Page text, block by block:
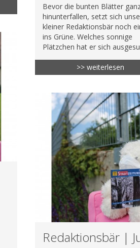
Bevor die bunten Blätter
hinunterfallen, setzt sich
kleiner Redaktionsbär noch
ins Grüne. Welches sonnige
Plätzchen hat er sich
>> weiterlesen
Redaktionsbär |